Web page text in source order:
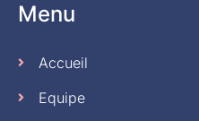
Menu
Accueil
Equipe